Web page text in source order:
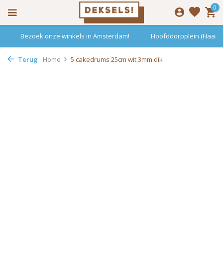
0
Bezoek onze winkels in Amsterdam! Hoofddorpplein
Terug Home 5 cakedrums 25cm wit 3mm dik